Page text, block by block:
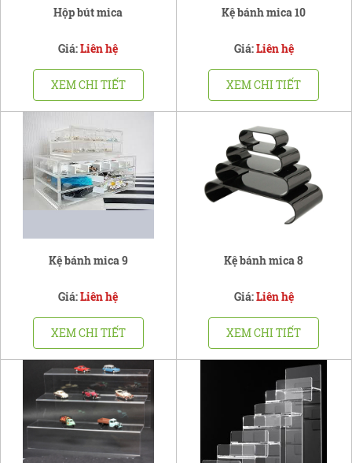
Hộp bút mica
Giá:Liên hệ
XEM CHI TIẾT
Kệ bánh mica 10
Giá:Liên hệ
XEM CHI TIẾT
Kệ bánh mica 9
Giá:Liên hệ
XEM CHI TIẾT
Kệ bánh mica 8
Giá:Liên hệ
XEM CHI TIẾT